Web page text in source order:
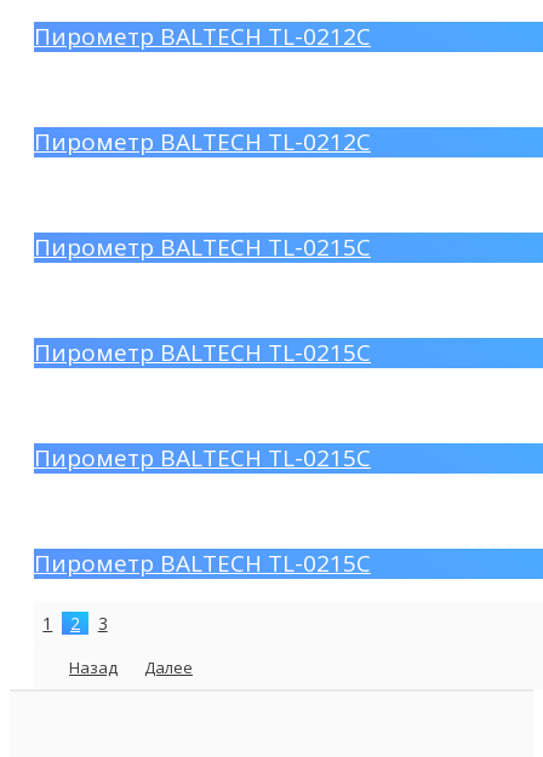
Пирометр BALTECH TL-0212C
Пирометр BALTECH TL-0212C
Пирометр BALTECH TL-0215C
Пирометр BALTECH TL-0215C
Пирометр BALTECH TL-0215C
Пирометр BALTECH TL-0215C
1 2 3
Назад Далее